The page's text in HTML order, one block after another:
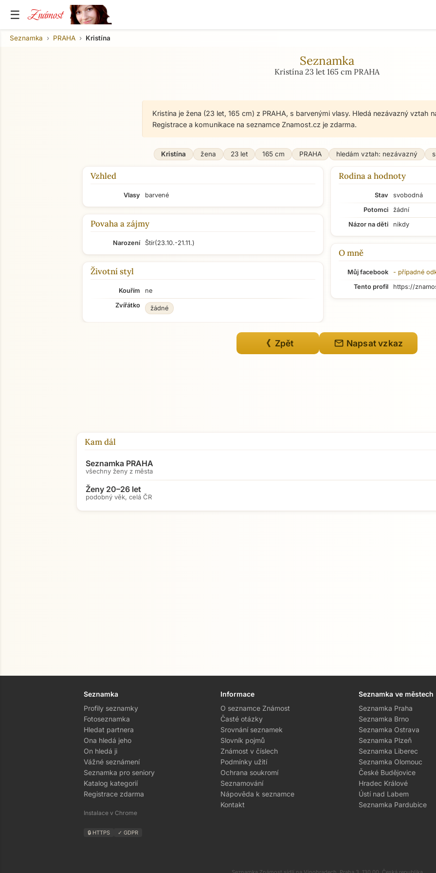
Přejít na hlavní obsah
☰ Známost
Seznamka PRAHA Kristína
Seznamka
Kristína 23 let 165 cm PRAHA
Kristína je žena (23 let, 165 cm) z PRAHA, s barvenými vlasy. Hledá nezávazný vztah
Registrace a komunikace na seznamce Znamost.cz je zdarma.
Kristína žena 23 let 165 cm PRAHA hledám vztah: nezávazný
Vzhled
Vlasy barvené
Povaha a zájmy
Narození Štír(23.10.-21.11.)
Životní styl
Kouřím
ne
Zvířátko
žádné
Rodina a hodnoty
Stav
svobodná
Potomci
žádní
Názor na děti
nikdy
O mně
Můj facebook - případné
Tento profil
https://
《 Zpět mail Napsat vzkaz
Kam dál
Seznamka PRAHA
všechny ženy z města
Ženy 20–26 let
podobný věk, celá ČR
Seznamka
Profily seznamky
Fotoseznamka
Hledat partnera
Ona hledá jeho
On hledá ji
Vážné seznámení
Seznamka pro seniory
Katalog kategorií
Registrace zdarma
Instalace v Chrome
🔒 HTTPS ✓ GDPR
Informace
O seznamce Známost
Časté otázky
Srovnání seznamek
Slovník pojmů
Známost v číslech
Podmínky užití
Ochrana soukromí
Seznamování
Nápověda k seznamce
Kontakt
Seznamka ve městech
Seznamka Praha
Seznamka Brno
Seznamka Ostrava
Seznamka Plzeň
Seznamka Liberec
Seznamka Olomouc
České Budějovice
Hradec Králové
Ústí nad Labem
Seznamka Pardubice